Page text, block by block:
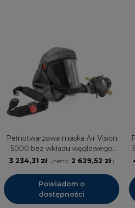
Pełnotwarzowa maska Air Vision
5000 bez wkładu węglowego
SATA
3 234,31 zł (netto: 2 629,52 zł)
Powiadom o
dostępności